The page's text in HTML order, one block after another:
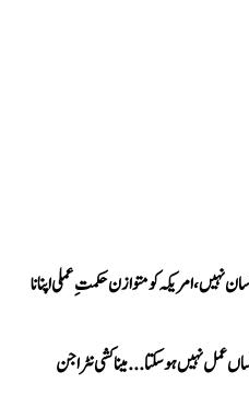
نہیں، امریکہ کو متوازن حکمتِ عملی اپنانا
عمل نہیں ہو سکتا... میناکشی نٹراجن